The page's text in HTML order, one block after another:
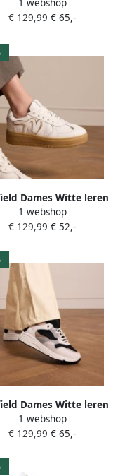
sneakers
1 webshop
€ 129,99 € 65,-
Dames Witte leren
sneakers
1 webshop
€ 129,99 € 52,-
Dames Witte leren
met zilveren
details
1 webshop
€ 129,99 € 65,-